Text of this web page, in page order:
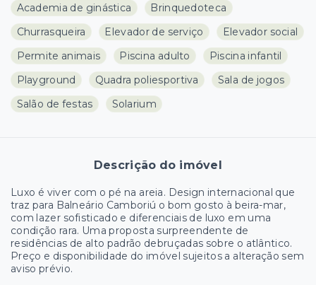
Academia de ginástica
Brinquedoteca
Churrasqueira
Elevador de serviço
Elevador social
Permite animais
Piscina adulto
Piscina infantil
Playground
Quadra poliesportiva
Sala de jogos
Salão de festas
Solarium
Descrição do imóvel
Luxo é viver com o pé na areia. Design internacional que
traz para Balneário Camboriú o bom gosto à beira-mar,
com lazer sofisticado e diferenciais de luxo em uma
condição rara. Uma proposta surpreendente de
residências de alto padrão debruçadas sobre o atlântico.
Preço e disponibilidade do imóvel sujeitos a alteração sem
aviso prévio.